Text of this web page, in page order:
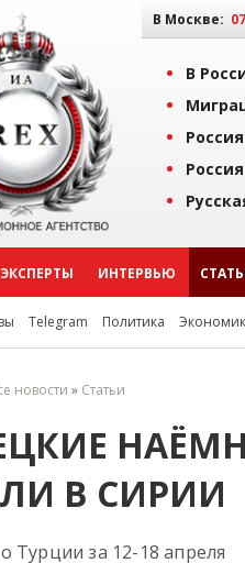
В Москве:
В
ЭКСПЕРТЫ ИНТЕРВЬЮ
Telegram Политика
новости » Статьи
В СИРИИ
Турции за 12-18 апреля